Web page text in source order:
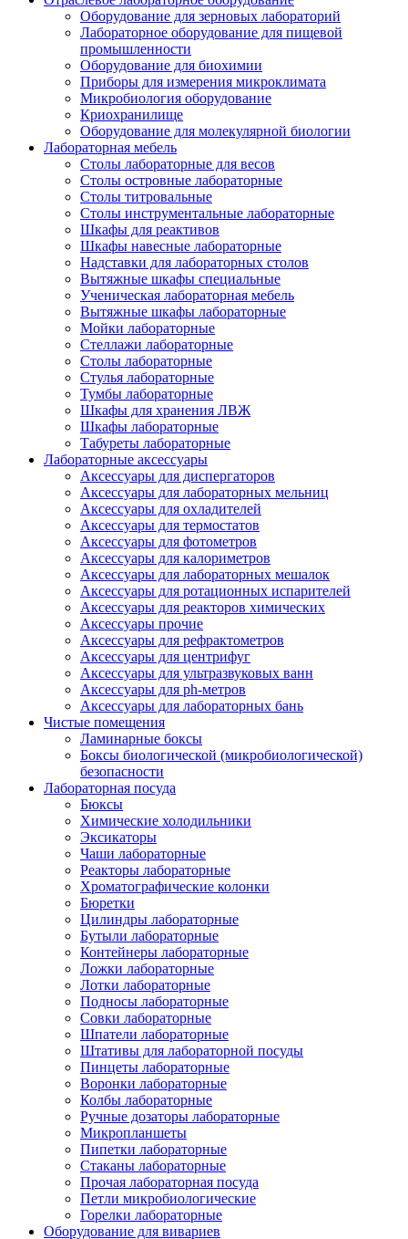
Оборудование для зерновых лабораторий
Лабораторное оборудование для пищевой
промышленности
Оборудование для биохимии
Приборы для измерения микроклимата
Микробиология оборудование
Криохранилище
Оборудование для молекулярной биологии
Лабораторная мебель
Столы лабораторные для весов
Столы островные лабораторные
Столы титровальные
Столы инструментальные лабораторные
Шкафы для реактивов
Шкафы навесные лабораторные
Надставки для лабораторных столов
Вытяжные шкафы специальные
Ученическая лабораторная мебель
Вытяжные шкафы лабораторные
Мойки лабораторные
Стеллажи лабораторные
Столы лабораторные
Стулья лабораторные
Тумбы лабораторные
Шкафы для хранения ЛВЖ
Шкафы лабораторные
Табуреты лабораторные
Лабораторные аксессуары
Аксессуары для диспергаторов
Аксессуары для лабораторных мельниц
Аксессуары для охладителей
Аксессуары для термостатов
Аксессуары для фотометров
Аксессуары для калориметров
Аксессуары для лабораторных мешалок
Аксессуары для ротационных испарителей
Аксессуары для реакторов химических
Аксессуары прочие
Аксессуары для рефрактометров
Аксессуары для центрифуг
Аксессуары для ультразвуковых ванн
Аксессуары для ph-метров
Аксессуары для лабораторных бань
Чистые помещения
Ламинарные боксы
Боксы биологической (микробиологической)
безопасности
Лабораторная посуда
Бюксы
Химические холодильники
Эксикаторы
Чаши лабораторные
Реакторы лабораторные
Хроматографические колонки
Бюретки
Цилиндры лабораторные
Бутыли лабораторные
Контейнеры лабораторные
Ложки лабораторные
Лотки лабораторные
Подносы лабораторные
Совки лабораторные
Шпатели лабораторные
Штативы для лабораторной посуды
Пинцеты лабораторные
Воронки лабораторные
Колбы лабораторные
Ручные дозаторы лабораторные
Микропланшеты
Пипетки лабораторные
Стаканы лабораторные
Прочая лабораторная посуда
Петли микробиологические
Горелки лабораторные
Оборудование для вивариев